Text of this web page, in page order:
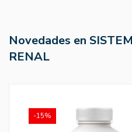
Novedades en
RENAL
-15%